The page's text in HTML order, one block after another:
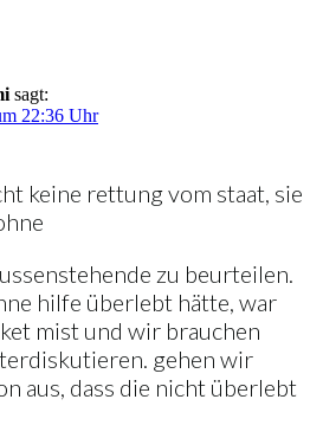
sagt:
22:36 Uhr
keine rettung vom staat, sie
zu beurteilen.
hilfe überlebt hätte, war
mist und wir brauchen
gehen wir
aus, dass die nicht überlebt